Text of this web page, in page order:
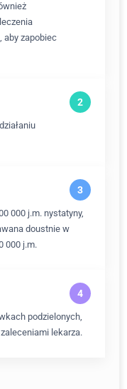
aby zapobiec
000 j.m. nystatyny,
doustnie w
000 j.m.
podzielonych,
lekarza.